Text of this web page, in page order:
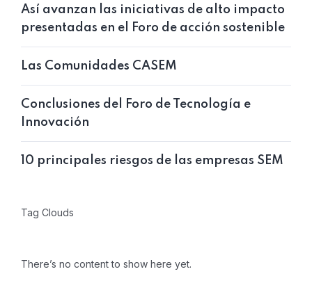
Así avanzan las iniciativas de alto impacto
presentadas en el Foro de acción sostenible
Las Comunidades CASEM
Conclusiones del Foro de Tecnología e
Innovación
10 principales riesgos de las empresas SEM
Tag Clouds
There’s no content to show here yet.